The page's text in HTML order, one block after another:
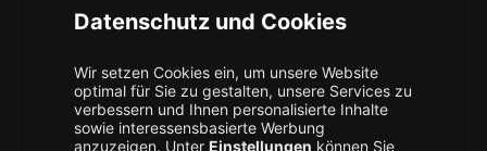
train_mask]).sum().item
dataset.train_mask .sum()
tem ()
    val_acc
=